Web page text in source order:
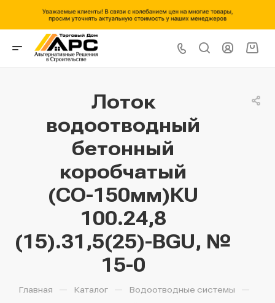
Лоток
водоотводный
бетонный
коробчатый
(СО-150мм)КU
100.24,8
(15).31,5(25)-BGU, №
15-0
Главная — Каталог — Водоотводные системы —